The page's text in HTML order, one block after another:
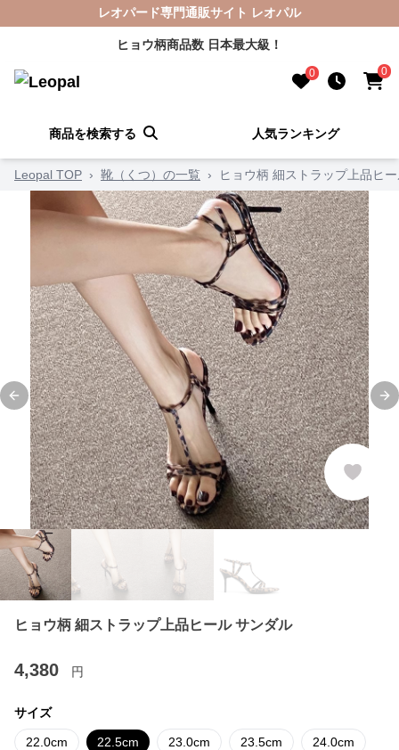
レオパード専門通販サイト レオパル
ヒョウ柄商品数 日本最大級！
0 0
商品を検索する 人気ランキング
Leopal TOP › 靴（くつ）の一覧 › ヒョウ柄 細ストラップ上品ヒ
Previous slide
ヒョウ柄 細ストラップ上品ヒール サンダル
4,380 円
サイズ
22.0cm 22.5cm 23.0cm 23.5cm 24.0cm